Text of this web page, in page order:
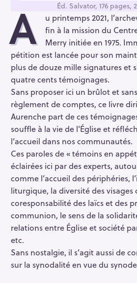
Éd. Salvator, 176 pages,
A
u printemps 2021,
fin à la mission du
Merry initiée en 1975.
pétition est lancée pour son
plus de douze mille signatures et
quatre cents témoignages.
Sans proposer ici un brûlot et
règlement de comptes, ce livre
Aurenche part de ces
souffle à la vie de l’Église et
l’accueil dans nos communautés.
Ces paroles de « témoins en
éclairées ici par des experts,
comme l’accueil des périphéries,
liturgique, la diversité des visages
coresponsabilité des laïcs et des
communion, le sens de la
relations entre Église et société
etc.
Sans nostalgie, il s’agit aussi de
sur la synodalité en vue du